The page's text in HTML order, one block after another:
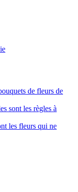
de fleurs de
sont les règles à
les fleurs qui ne